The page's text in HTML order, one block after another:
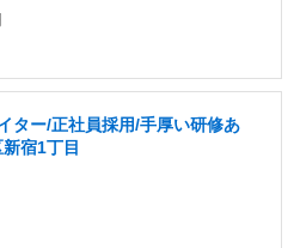
ター/正社員採用/手厚い研修あ
宿1丁目